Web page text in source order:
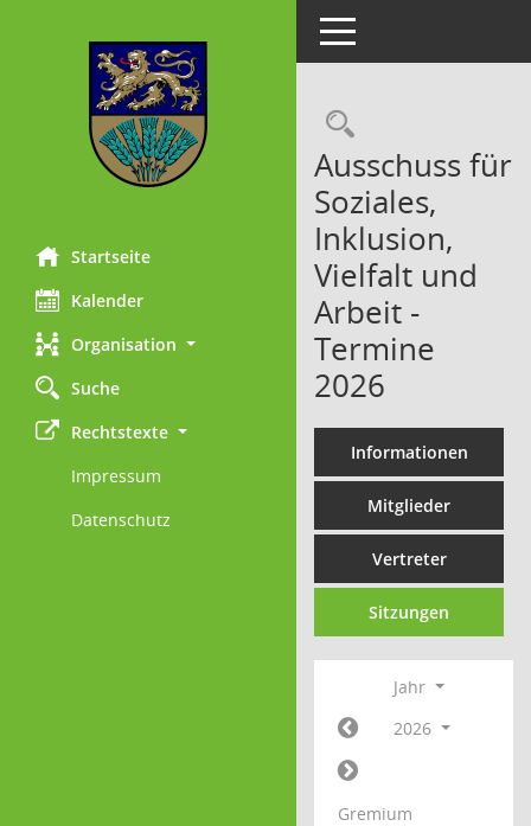
Startseite
Kalender
Organisation
Suche
Rechtstexte
Impressum
Datenschutz
Toggle navigation
Ausschuss für
Soziales,
Inklusion,
Vielfalt und
Arbeit -
Termine
2026
Informationen
Mitglieder
Vertreter
Sitzungen
Jahr
2026
Gremium